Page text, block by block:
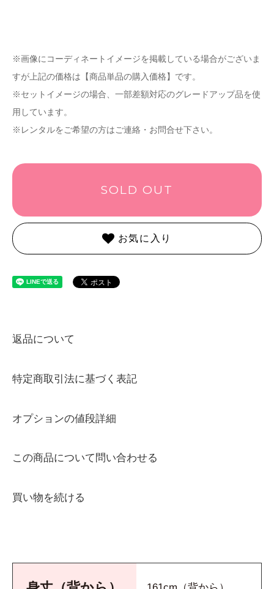
※画像にコーディネートイメージを掲載している場合がございま
すが上記の価格は【商品単品の購入価格】です。
※セットイメージの場合、一部差額対応のグレードアップ品を使
用しています。
※レンタルをご希望の方はご連絡・お問合せ下さい。
SOLD OUT
お気に入り
返品について
特定商取引法に基づく表記
オプションの値段詳細
この商品について問い合わせる
買い物を続ける